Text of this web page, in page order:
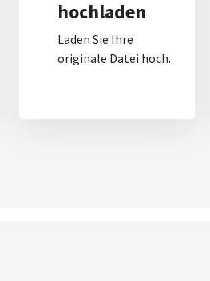
hochladen
Laden Sie Ihre
originale Datei hoch.